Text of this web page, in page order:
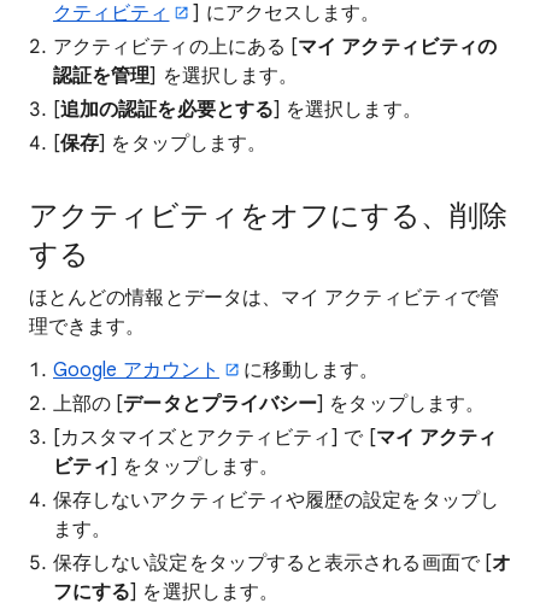
クティビティ
] にアクセスします。
アクティビティの上にある [マイ アクティビティの
認証を管理] を選択します。
[追加の認証を必要とする] を選択します。
[保存] をタップします。
アクティビティをオフにする、削除
する
ほとんどの情報とデータは、マイ アクティビティで管
理できます。
Google アカウント
に移動します。
上部の [データとプライバシー] をタップします。
[カスタマイズとアクティビティ] で [マイ アクティ
ビティ] をタップします。
保存しないアクティビティや履歴の設定をタップし
ます。
保存しない設定をタップすると表示される画面で [オ
フにする] を選択します。